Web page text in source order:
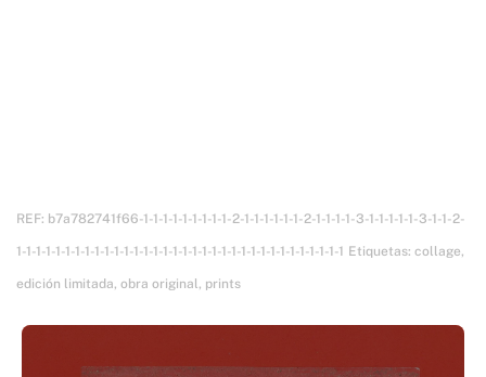
REF: b7a782741f66-1-1-1-1-1-1-1-1-1-2-1-1-1-1-1-1-2-1-1-1-1-3-1-1-1-1-1-3-1-1-2-
1-1-1-1-1-1-1-1-1-1-1-1-1-1-1-1-1-1-1-1-1-1-1-1-1-1-1-1-1-1-1-1-1-1 Etiquetas: collage,
edición limitada, obra original, prints